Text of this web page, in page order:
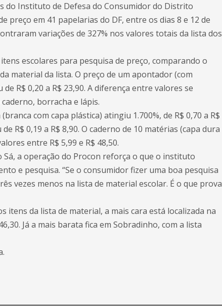
do Instituto de Defesa do Consumidor do Distrito
preço em 41 papelarias do DF, entre os dias 8 e 12 de
variações de 327% nos valores totais da lista dos
escolares para pesquisa de preço, comparando o
material da lista. O preço de um apontador (com
R$ 0,20 a R$ 23,90. A diferença entre valores se
borracha e lápis.
com capa plástica) atingiu 1.700%, de R$ 0,70 a R$
R$ 0,19 a R$ 8,90. O caderno de 10 matérias (capa dura
entre R$ 5,99 e R$ 48,50.
a operação do Procon reforça o que o instituto
e pesquisa. “Se o consumidor fizer uma boa pesquisa
vezes menos na lista de material escolar. É o que prova
itens da lista de material, a mais cara está localizada na
Já a mais barata fica em Sobradinho, com a lista